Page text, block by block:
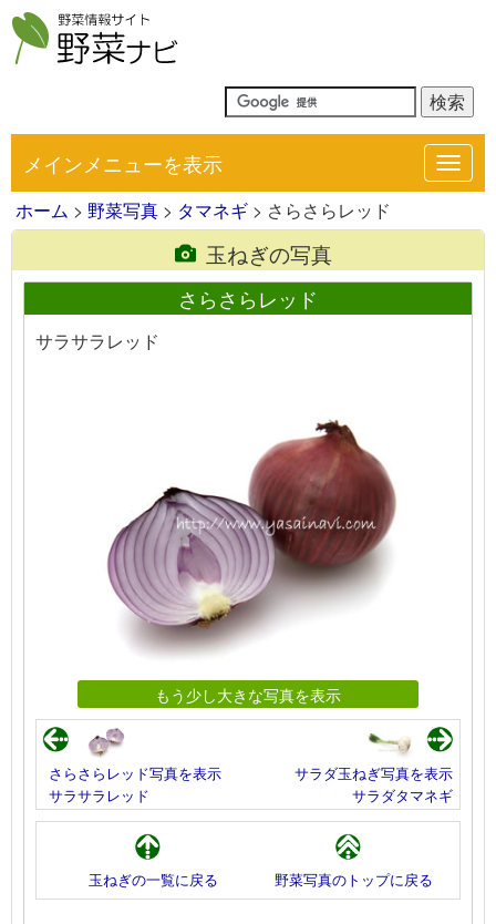
メインメニューを表示
ホーム > 野菜写真 > タマネギ > さらさらレッド
玉ねぎの写真
さらさらレッド
サラサラレッド
もう少し大きな写真を表示
さらさらレッド写真を表示
サラサラレッド
サラダ玉ねぎ写真を表示
サラダタマネギ
玉ねぎの一覧に戻る 野菜写真のトップに戻る